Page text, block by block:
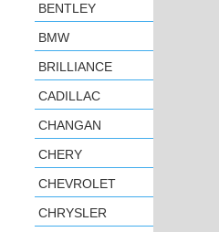
BENTLEY
BMW
BRILLIANCE
CADILLAC
CHANGAN
CHERY
CHEVROLET
CHRYSLER